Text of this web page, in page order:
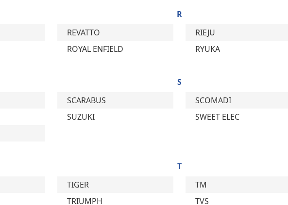
R
REVATTO
RIEJU
ROYAL ENFIELD RYUKA
S
SCARABUS
SCOMADI
SUZUKI
SWEET ELEC
T
TIGER
TM
TRIUMPH TVS